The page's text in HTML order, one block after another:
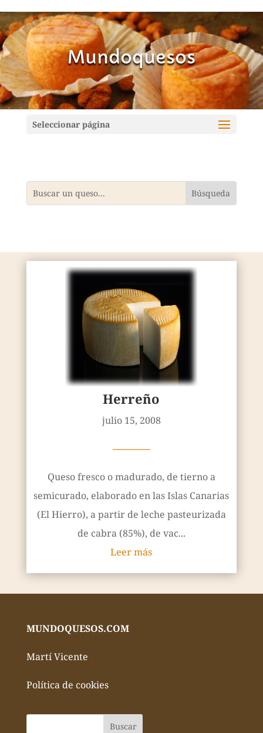
Mundoquesos
Seleccionar página
Herreño
julio 15, 2008
————
Queso fresco o madurado, de tierno a
semicurado, elaborado en las Islas Canarias
(El Hierro), a partir de leche pasteurizada
de cabra (85%), de vac...
Leer más
MUNDOQUESOS.COM
Martí Vicente
Política de cookies